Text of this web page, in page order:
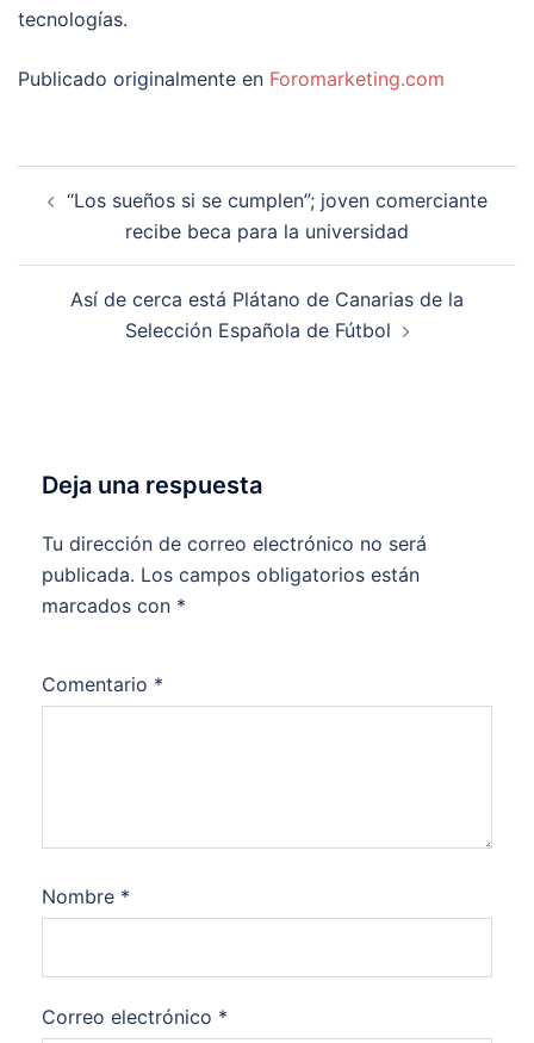
tecnologías.
Publicado originalmente en Foromarketing.com
de
entradas
“Los sueños si se cumplen”; joven comerciante
recibe beca para la universidad
Así de cerca está Plátano de Canarias de la
Selección Española de Fútbol
Deja una respuesta
Tu dirección de correo electrónico no será
publicada. Los campos obligatorios están
marcados con *
Comentario *
Nombre *
Correo electrónico *